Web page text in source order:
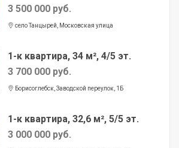
3 500 000 руб.
село Танцырей, Московская улица
1-к квартира, 34 м², 4/5 эт.
3 700 000 руб.
Борисоглебск, Заводской переулок, 1Б
1-к квартира, 32,6 м², 5/5 эт.
3 000 000 руб.